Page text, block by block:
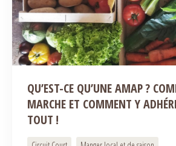
QU’EST-CE QU’UNE AMAP ?
MARCHE ET COMMENT Y
TOUT !